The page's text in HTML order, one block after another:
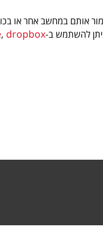
אותם במחשב אחר או
להשתמש ב-
, dropbox